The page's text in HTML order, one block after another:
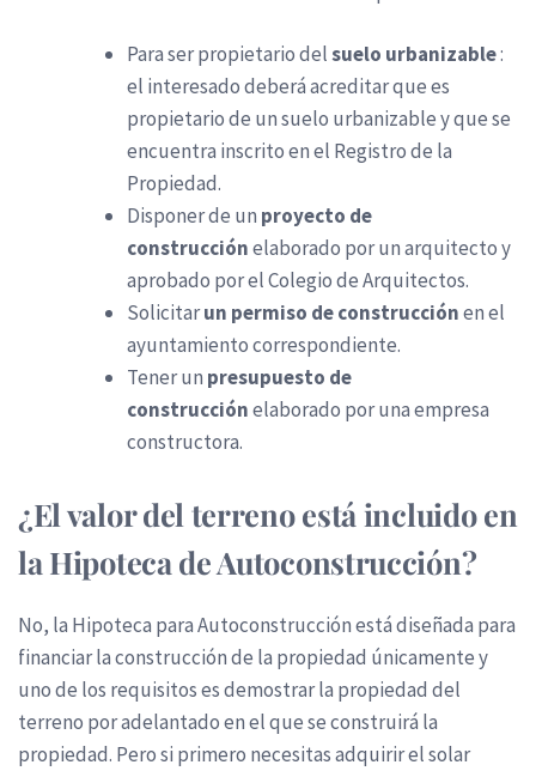
Para ser propietario delsuelo urbanizable:
el interesado deberá acreditar que es
propietario de un suelo urbanizable y que se
encuentra inscrito en el Registro de la
Propiedad.
Disponer de un proyecto de
construcciónelaborado por un arquitecto y
aprobado por el Colegio de Arquitectos.
Solicitarun permiso de construcciónen el
ayuntamiento correspondiente.
Tener un presupuesto de
construcciónelaborado por una empresa
constructora.
¿El valor del terreno está incluido en
la Hipoteca de Autoconstrucción?
No, la Hipoteca para Autoconstrucción está diseñada para
financiar la construcción de la propiedad únicamente y
uno de los requisitos es demostrar la propiedad del
terreno por adelantado en el que se construirá la
propiedad. Pero si primero necesitas adquirir el solar